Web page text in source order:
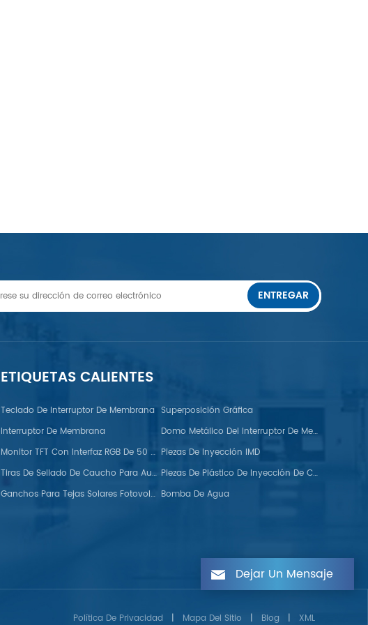
ENTREGAR
ETIQUETAS CALIENTES
Teclado De Interruptor De Membrana Superposición Gráfica
Interruptor De Membrana
Domo Metálico Del Interruptor De Membrana FPC
Monitor TFT Con Interfaz RGB De 50 Pines Piezas De Inyección IMD
Tiras De Sellado De Caucho Para Automoción
Piezas De Plástico De Inyección De Colores Dobles
Ganchos Para Tejas Solares Fotovoltaicas Bomba De Agua
Política De Privacidad | Mapa Del Sitio | Blog | XML
Dejar Un Mensaje